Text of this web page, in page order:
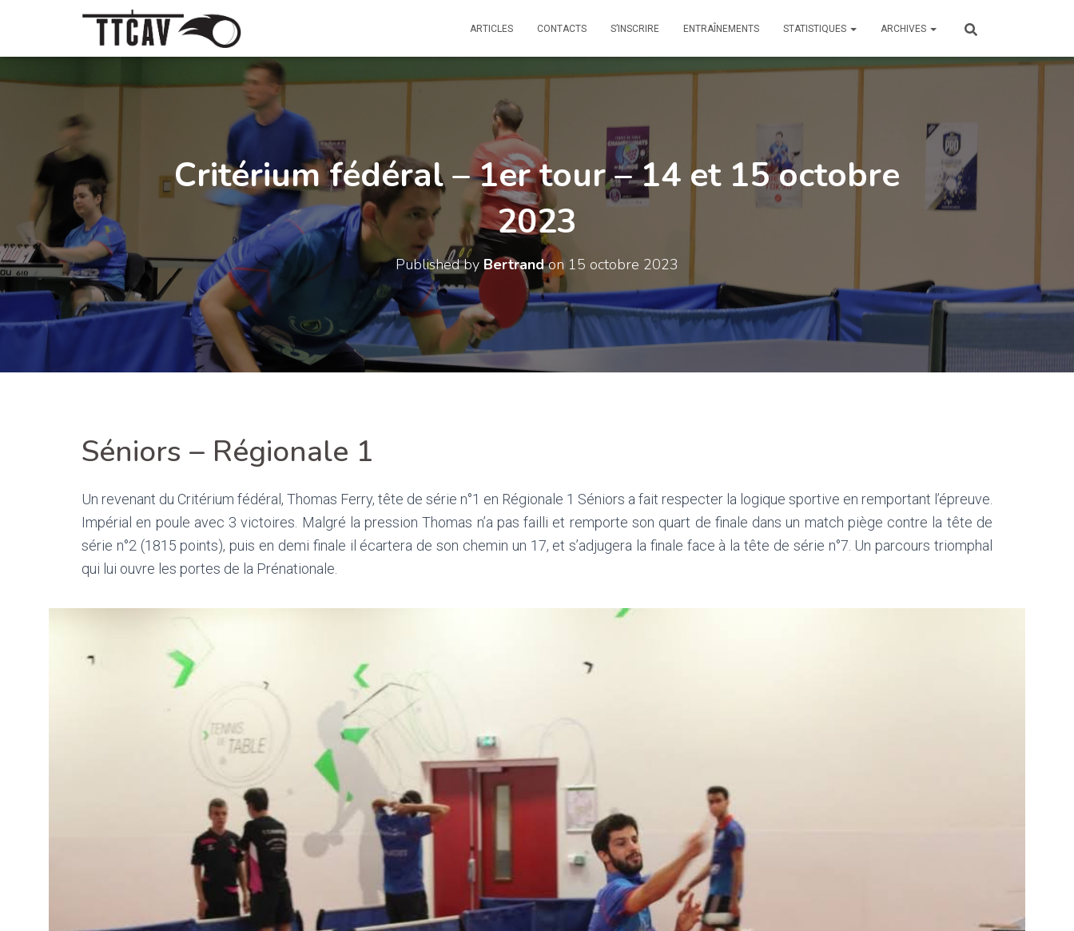
ARTICLES CONTACTS S’INSCRIRE ENTRAÎNEMENTS STATISTIQUES ARCHIVES
Critérium fédéral – 1er tour – 14 et 15 octobre
2023
Published by Bertrandon 15 octobre 2023
Séniors – Régionale 1
Un revenant du Critérium fédéral, Thomas Ferry, tête de série n°1 en Régionale 1 Séniors a fait respecter la logique sportive en remportant l’épreuve.
Impérial en poule avec 3 victoires. Malgré la pression Thomas n’a pas failli et remporte son quart de finale dans un match piège contre la tête de
série n°2 (1815 points), puis en demi finale il écartera de son chemin un 17, et s’adjugera la finale face à la tête de série n°7. Un parcours triomphal
qui lui ouvre les portes de la Prénationale.